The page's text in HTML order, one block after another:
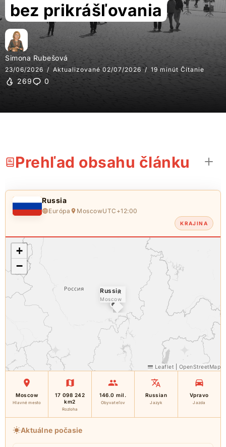
bez prikrášľovania
Simona Rubešová
23/06/2026 Aktualizované 02/07/2026 19 minút Čítanie
269 0
Prehľad obsahu článku
Russia
Európa MoscowUTC+12:00
KRAJINA
Russia
Moscow
×
+
−
Leaflet OpenStreetMap
Moscow
Hlavné mesto
17 098 242
km2
Rozloha
146.0 mil.
Obyvateľov
Russian
Jazyk
Vpravo
Jazda
Aktuálne počasie